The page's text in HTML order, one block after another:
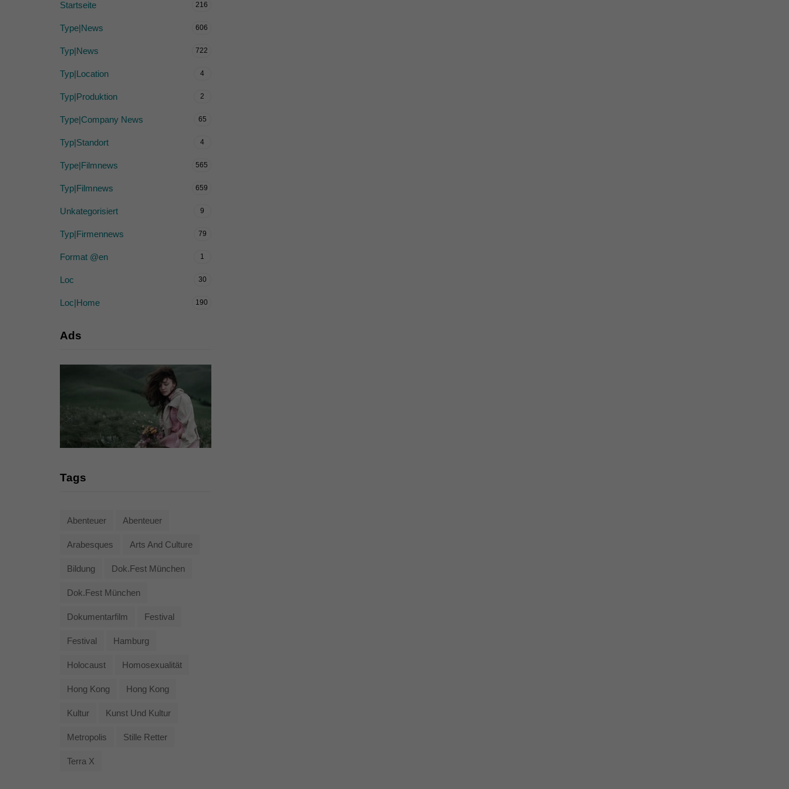
Startseite 216
Type|News 606
Typ|News 722
Typ|Location 4
Typ|Produktion 2
Type|Company News 65
Typ|Standort 4
Type|Filmnews 565
Typ|Filmnews 659
Unkategorisiert 9
Typ|Firmennews 79
Format @en 1
Loc 30
Loc|Home 190
Ads
Tags
Abenteuer Abenteuer
Arabesques Arts And Culture
Bildung Dok.fest München
Dok.fest München
Dokumentarfilm Festival
Festival Hamburg
Holocaust Homosexualität
Hong Kong Hong Kong
Kultur Kunst Und Kultur
Metropolis Stille Retter
Terra X